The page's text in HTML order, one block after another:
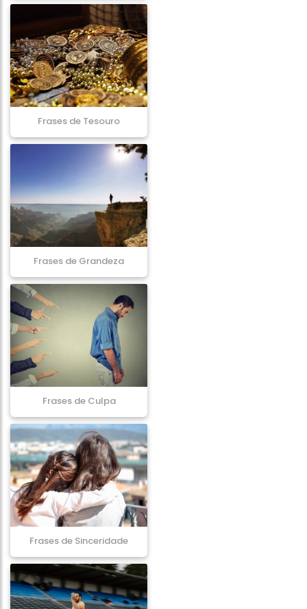
Frases de Tesouro
Frases de Grandeza
Frases de Culpa
Frases de Sinceridade